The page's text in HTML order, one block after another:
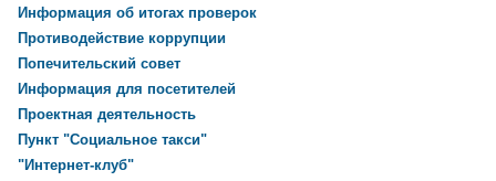
Информация об итогах проверок
Противодействие коррупции
Попечительский совет
Информация для посетителей
Проектная деятельность
Пункт "Социальное такси"
"Интернет-клуб"